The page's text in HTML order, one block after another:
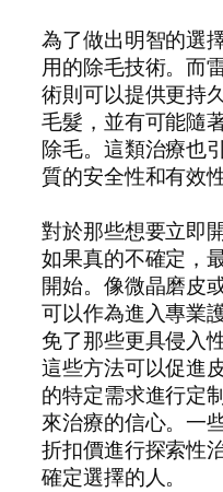
為了做出明智的選
用的除毛技術。而
術則可以提供更持
毛髮，並有可能隨
除毛。這類治療也
質的安全性和有效
對於那些想要立即
如果真的不確定，
開始。像微晶磨皮
可以作為進入專業
免了那些更具侵入
這些方法可以促進
的特定需求進行定
來治療的信心。一
折扣價進行探索性
確定選擇的人。